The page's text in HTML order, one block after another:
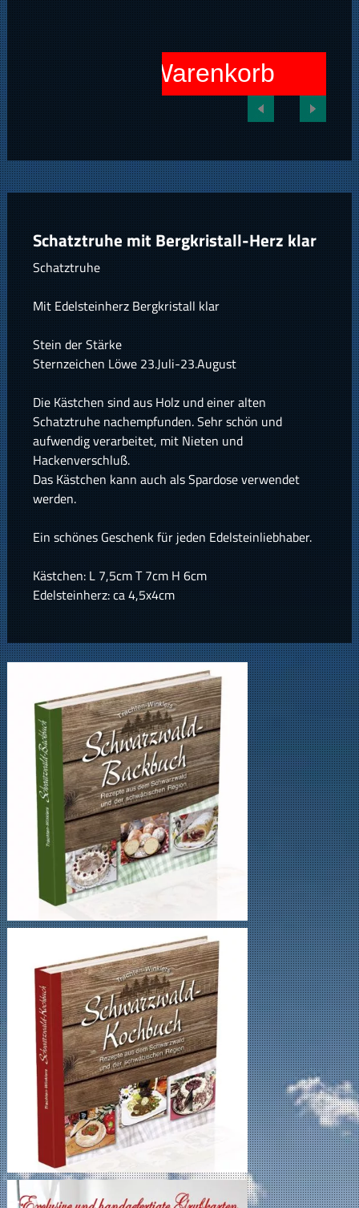
In den Warenkorb
Schatztruhe mit Bergkristall-Herz klar
Schatztruhe
Mit Edelsteinherz Bergkristall klar
Stein der Stärke
Sternzeichen Löwe 23.Juli-23.August
Die Kästchen sind aus Holz und einer alten
Schatztruhe nachempfunden. Sehr schön und
aufwendig verarbeitet, mit Nieten und
Hackenverschluß.
Das Kästchen kann auch als Spardose verwendet
werden.
Ein schönes Geschenk für jeden Edelsteinliebhaber.
Kästchen: L 7,5cm T 7cm H 6cm
Edelsteinherz: ca 4,5x4cm